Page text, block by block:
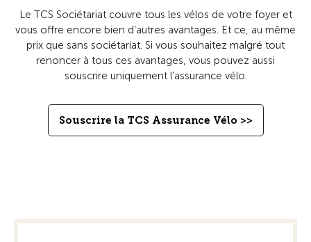
Le TCS Sociétariat couvre tous les vélos de votre foyer et
vous offre encore bien d’autres avantages. Et ce, au même
prix que sans sociétariat. Si vous souhaitez malgré tout
renoncer à tous ces avantages, vous pouvez aussi
souscrire uniquement l’assurance vélo.
Souscrire la TCS Assurance Vélo >>